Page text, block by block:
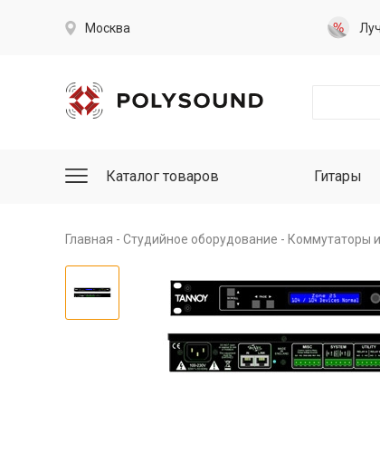
Москва
Каталог товаров Гитары
Главная Студийное оборудование Коммутаторы